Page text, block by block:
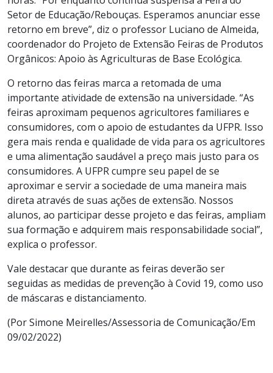
Setor de Educação/Rebouças. Esperamos anunciar esse
retorno em breve”, diz o professor Luciano de Almeida,
coordenador do Projeto de Extensão Feiras de Produtos
Orgânicos: Apoio às Agriculturas de Base Ecológica.
O retorno das feiras marca a retomada de uma
importante atividade de extensão na universidade. “As
feiras aproximam pequenos agricultores familiares e
consumidores, com o apoio de estudantes da UFPR. Isso
gera mais renda e qualidade de vida para os agricultores
e uma alimentação saudável a preço mais justo para os
consumidores. A UFPR cumpre seu papel de se
aproximar e servir a sociedade de uma maneira mais
direta através de suas ações de extensão. Nossos
alunos, ao participar desse projeto e das feiras, ampliam
sua formação e adquirem mais responsabilidade social”,
explica o professor.
Vale destacar que durante as feiras deverão ser
seguidas as medidas de prevenção à Covid 19, como uso
de máscaras e distanciamento.
(Por Simone Meirelles/Assessoria de Comunicação/Em
09/02/2022)